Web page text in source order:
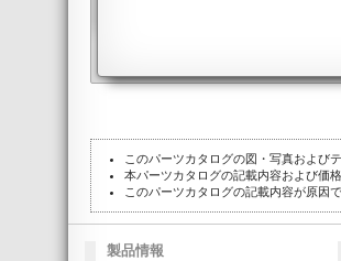
このパーツカタログの図・写真および
本パーツカタログの記載内容および価
このパーツカタログの記載内容が原因
製品情報